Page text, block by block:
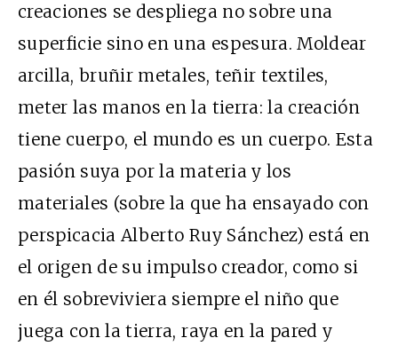
creaciones se despliega no sobre una
superficie sino en una espesura. Moldear
arcilla, bruñir metales, teñir textiles,
meter las manos en la tierra: la creación
tiene cuerpo, el mundo es un cuerpo. Esta
pasión suya por la materia y los
materiales (sobre la que ha ensayado con
perspicacia Alberto Ruy Sánchez) está en
el origen de su impulso creador, como si
en él sobreviviera siempre el niño que
juega con la tierra, raya en la pared y